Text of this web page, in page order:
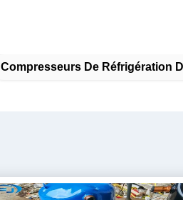
Compresseurs De Réfrigération